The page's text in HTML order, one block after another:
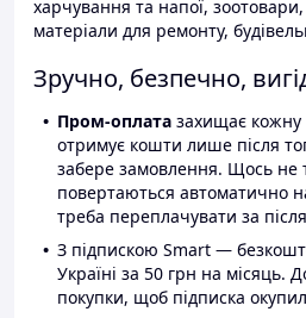
харчування та напої,
матеріали для ремонту,
Зручно, безпечно,
Пром-оплата захищає кожну
отримує кошти лише після
забере замовлення. Щось не
повертаються автоматично
треба переплачувати за
З підпискою Smart —
Україні за 50 грн на місяць.
покупки, щоб підписка